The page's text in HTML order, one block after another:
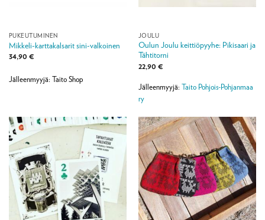
PUKEUTUMINEN
Mikkeli-karttakalsarit sini-valkoinen
34,90 €
Jälleenmyyjä: Taito Shop
JOULU
Oulun Joulu keittiöpyyhe: Pikisaari ja
Tähtitorni
22,90 €
Jälleenmyyjä: Taito Pohjois-Pohjanmaa
ry